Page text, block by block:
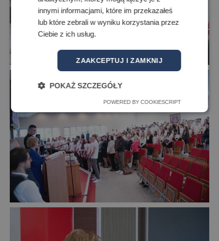
innymi informacjami, które im przekazałeś
lub które zebrali w wyniku korzystania przez
Ciebie z ich usług.
ZAAKCEPTUJ I ZAMKNIJ
POKAŻ SZCZEGÓŁY
POWERED BY COOKIESCRIPT